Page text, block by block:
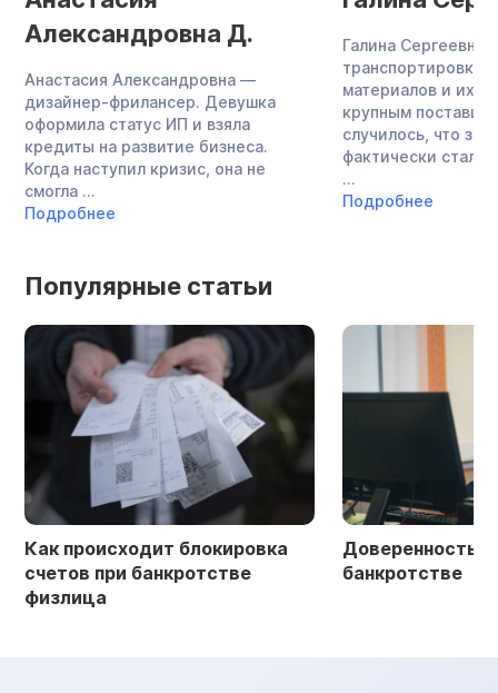
Александровна Д.
Анастасия Александровна —
дизайнер-фрилансер. Девушка
оформила статус ИП и взяла
кредиты на развитие бизнеса.
Когда наступил кризис, она не
смогла ...
Подробнее
Галина Сергеевна
материалов и их
крупным
случилось, что
фактически стала
...
Подробнее
Популярные статьи
Как происходит блокировка
счетов при банкротстве
физлица
Доверенность
банкротстве